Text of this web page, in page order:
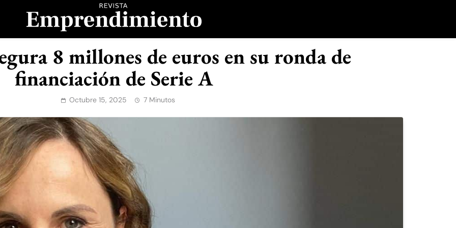
Emprendimiento
8 millones de euros en su ronda de
financiación de Serie A
Octubre 15, 2025 7 Minutos